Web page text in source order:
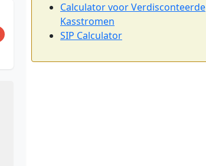
Calculator voor Verdisconteerde
Kasstromen
SIP Calculator